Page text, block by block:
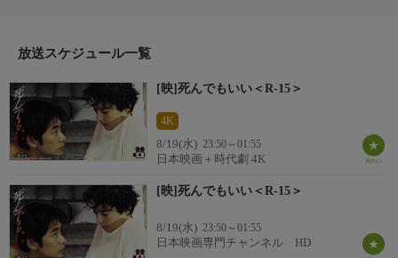
気ままな旅の途中で山梨県大月に赴いた信（永瀬正敏）は人妻の
男）が営む不動産屋で働き始めるが、名美を犯した信の身勝手だ
が一途な愛が成就したことで、夫婦と青年の愛憎は思いがけぬ方
向に転じる。
放送スケジュール一覧
[映]死んでもいい＜R-15＞
4K
8/19(水) 23:50～01:55
日本映画＋時代劇 4K
[映]死んでもいい＜R-15＞
8/19(水) 23:50～01:55
日本映画専門チャンネル HD